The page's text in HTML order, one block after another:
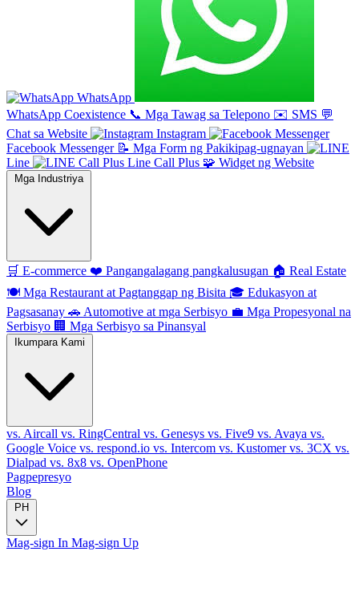
WhatsApp
WhatsApp Coexistence 📞 Mga Tawag sa Telepono ✉️ SMS 💬
Chat sa Website
Instagram
Facebook Messenger 📝 Mga Form ng Pakikipag-ugnayan
Line
Line Call Plus 🧩 Widget ng Website
Mga Industriya
🛒 E-commerce ❤️ Pangangalagang pangkalusugan 🏠 Real Estate
🍽️ Mga Restaurant at Pagtanggap ng Bisita 🎓 Edukasyon at
Pagsasanay 🚗 Automotive at mga Serbisyo 💼 Mga Propesyonal na
Serbisyo 🏢 Mga Serbisyo sa Pinansyal
Ikumpara Kami
vs. Aircall vs. RingCentral vs. Genesys vs. Five9 vs. Avaya vs.
Google Voice vs. respond.io vs. Intercom vs. Kustomervs. 3CX vs.
Dialpad vs. 8x8 vs. OpenPhone
Pagpepresyo
Blog
PH
Mag-sign In Mag-sign Up